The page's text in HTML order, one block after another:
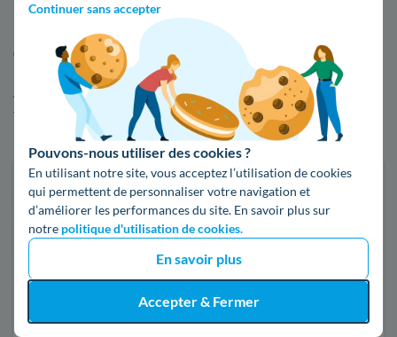
Continuer sans accepter
Pouvons-nous utiliser des cookies ?
En utilisant notre site, vous acceptez l’utilisation de cookies
qui permettent de personnaliser votre navigation et
d’améliorer les performances du site. En savoir plus sur
notre politique d'utilisation de cookies.
En savoir plus
Accepter & Fermer
Faites une estimation rapide de votre facture
d'énergie à Villennes-sur-Seine
Afin de noter les différences de tarifs entre EDF et les autres
fournisseurs sur le marché, n'hésitez pas à faire usage de
notre comparateur d'offres d'électricité ou de gaz :
Faites des économies sur vos factures d'énergie
Je compare